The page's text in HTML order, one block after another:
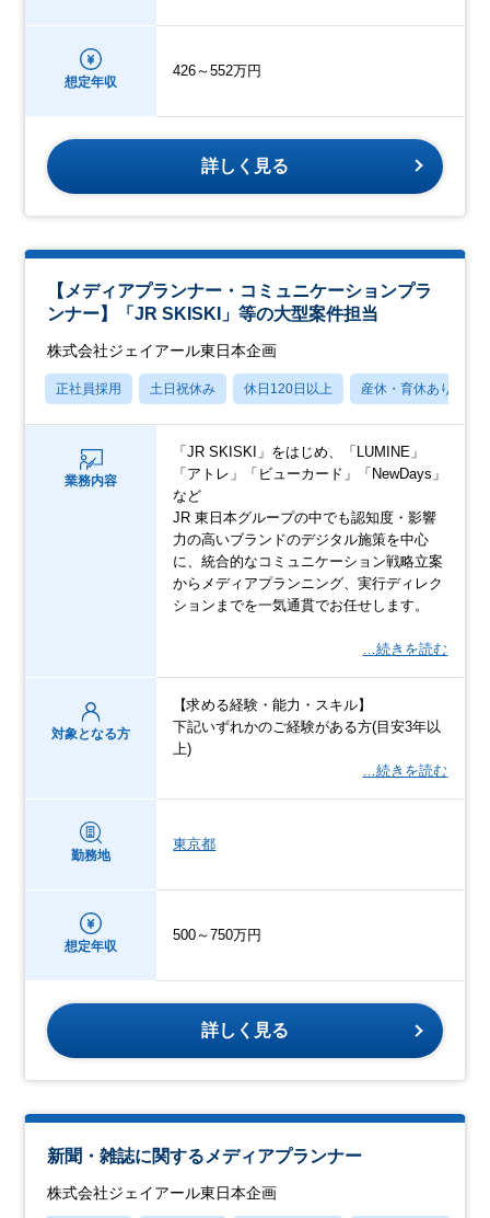
想定年収
426～552万円
詳しく見る
【メディアプランナー・コミュニケーションプラ
ンナー】「JR SKISKI」等の大型案件担当
株式会社ジェイアール東日本企画
正社員採用 土日祝休み 休日120日以上 産休・育休あり
業務内容
「JR SKISKI」をはじめ、「LUMINE」
「アトレ」「ビューカード」「NewDays」
など
JR 東日本グループの中でも認知度・影響
力の高いブランドのデジタル施策を中心
に、統合的なコミュニケーション戦略立案
からメディアプランニング、実行ディレク
ションまでを一気通貫でお任せします。
…続きを読む
対象となる方
【求める経験・能力・スキル】
下記いずれかのご経験がある方(目安3年以
上)
…続きを読む
勤務地
東京都
想定年収
500～750万円
詳しく見る
新聞・雑誌に関するメディアプランナー
株式会社ジェイアール東日本企画